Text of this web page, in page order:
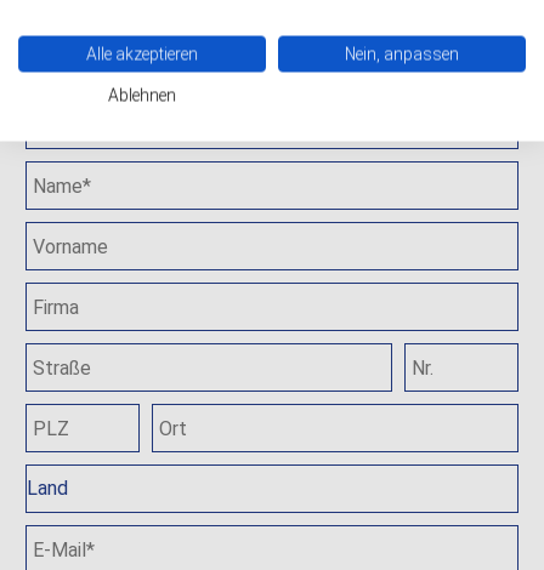
Wir freuen uns auf Ihre Anfrage!
Alle akzeptieren Nein, anpassen
Ablehnen